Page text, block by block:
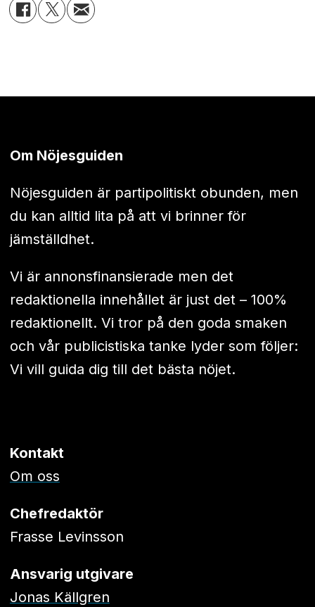
Om Nöjesguiden
Nöjesguiden är partipolitiskt obunden, men
du kan alltid lita på att vi brinner för
jämställdhet.
Vi är annonsfinansierade men det
redaktionella innehållet är just det – 100%
redaktionellt. Vi tror på den goda smaken
och vår publicistiska tanke lyder som följer:
Vi vill guida dig till det bästa nöjet.
Kontakt
Om oss
Chefredaktör
Frasse Levinsson
Ansvarig utgivare
Jonas Källgren